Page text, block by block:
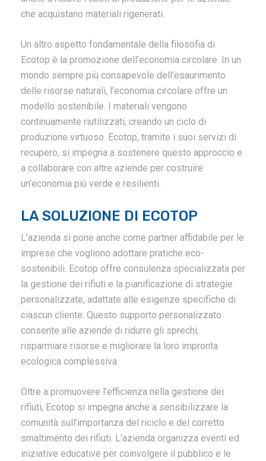
che acquistano materiali rigenerati.
Un altro aspetto fondamentale della filosofia di
Ecotop è la promozione dell’economia circolare. In un
mondo sempre più consapevole dell’esaurimento
delle risorse naturali, l’economia circolare offre un
modello sostenibile. I materiali vengono
continuamente riutilizzati, creando un ciclo di
produzione virtuoso. Ecotop, tramite i suoi servizi di
recupero, si impegna a sostenere questo approccio e
a collaborare con altre aziende per costruire
un’economia più verde e resilienti.
LA SOLUZIONE DI ECOTOP
L’azienda si pone anche come partner affidabile per le
imprese che vogliono adottare pratiche eco-
sostenibili. Ecotop offre consulenza specializzata per
la gestione dei rifiuti e la pianificazione di strategie
personalizzate, adattate alle esigenze specifiche di
ciascun cliente. Questo supporto personalizzato
consente alle aziende di ridurre gli sprechi,
risparmiare risorse e migliorare la loro impronta
ecologica complessiva.
Oltre a promuovere l’efficienza nella gestione dei
rifiuti, Ecotop si impegna anche a sensibilizzare la
comunità sull’importanza del riciclo e del corretto
smaltimento dei rifiuti. L’azienda organizza eventi ed
iniziative educative per coinvolgere il pubblico e le